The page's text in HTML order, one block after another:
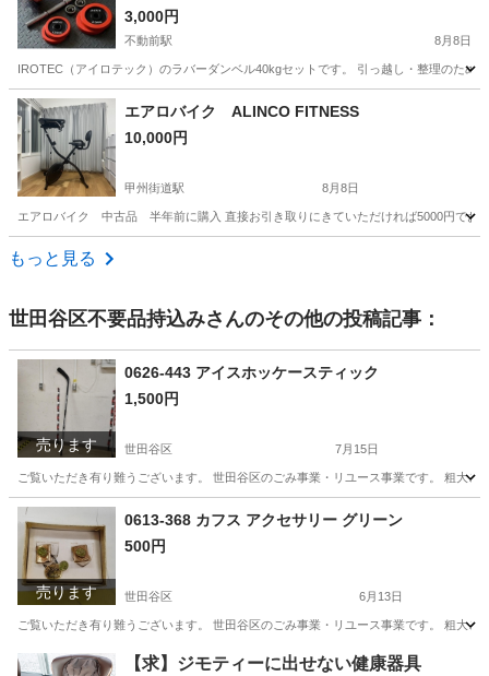
3,000円
不動前駅 8月8日
IROTEC（アイロテック）のラバーダンベル40kgセットです。 引っ越し・整理のた
東京 品川区 不動前駅
エアロバイク ALINCO FITNESS
10,000円
甲州街道駅 8月8日
エアロバイク 中古品 半年前に購入 直接お引き取りにきていただければ5000円でお
東京 日野市
もっと見る
世田谷区不要品持込みさんのその他の投稿記事：
売ります
0626-443 アイスホッケースティック
1,500円
世田谷区 7月15日
ご覧いただき有り難うございます。 世⽥⾕区のごみ事業・リユース事業です。 粗
東京 世田谷区
売ります
0613-368 カフス アクセサリー グリーン
500円
世田谷区 6月13日
ご覧いただき有り難うございます。 世⽥⾕区のごみ事業・リユース事業です。 粗
東京 世田谷区 アクセサリー リユース
【求】ジモティーに出せない健康器具